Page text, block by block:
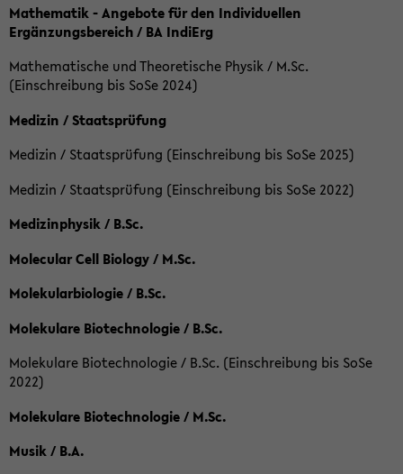
Mathematik - Angebote für den Individuellen
Ergänzungsbereich / BA IndiErg
Mathematische und Theoretische Physik / M.Sc.
(Einschreibung bis SoSe 2024)
Medizin / Staatsprüfung
Medizin / Staatsprüfung (Einschreibung bis SoSe 2025)
Medizin / Staatsprüfung (Einschreibung bis SoSe 2022)
Medizinphysik / B.Sc.
Molecular Cell Biology / M.Sc.
Molekularbiologie / B.Sc.
Molekulare Biotechnologie / B.Sc.
Molekulare Biotechnologie / B.Sc. (Einschreibung bis SoSe
2022)
Molekulare Biotechnologie / M.Sc.
Musik / B.A.